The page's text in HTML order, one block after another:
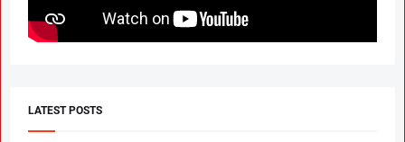
LATEST POSTS